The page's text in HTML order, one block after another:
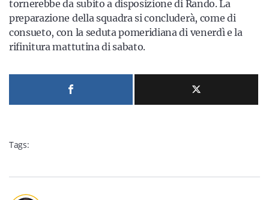
tornerebbe da subito a disposizione di Rando. La
preparazione della squadra si concluderà, come di
consueto, con la seduta pomeridiana di venerdì e la
rifinitura mattutina di sabato.
Tags: